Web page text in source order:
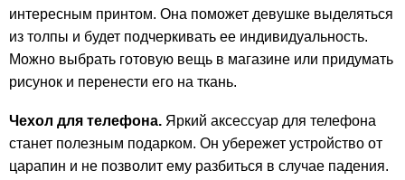
интересным принтом. Она поможет девушке выделяться
из толпы и будет подчеркивать ее индивидуальность.
Можно выбрать готовую вещь в магазине или придумать
рисунок и перенести его на ткань.
Чехол для телефона. Яркий аксессуар для телефона
станет полезным подарком. Он убережет устройство от
царапин и не позволит ему разбиться в случае падения.